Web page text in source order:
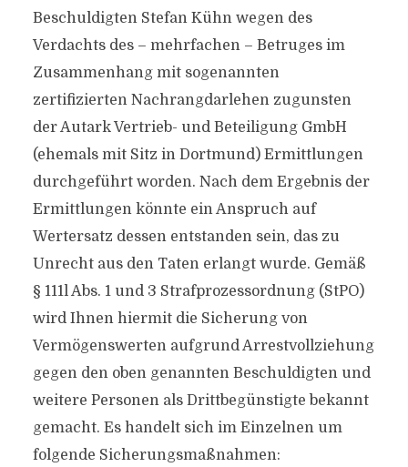
Beschuldigten Stefan Kühn wegen des
Verdachts des – mehrfachen – Betruges im
Zusammenhang mit sogenannten
zertifizierten Nachrangdarlehen zugunsten
der Autark Vertrieb- und Beteiligung GmbH
(ehemals mit Sitz in Dortmund) Ermittlungen
durchgeführt worden. Nach dem Ergebnis der
Ermittlungen könnte ein Anspruch auf
Wertersatz dessen entstanden sein, das zu
Unrecht aus den Taten erlangt wurde. Gemäß
§ 111l Abs. 1 und 3 Strafprozessordnung (StPO)
wird Ihnen hiermit die Sicherung von
Vermögenswerten aufgrund Arrestvollziehung
gegen den oben genannten Beschuldigten und
weitere Personen als Drittbegünstigte bekannt
gemacht. Es handelt sich im Einzelnen um
folgende Sicherungsmaßnahmen: